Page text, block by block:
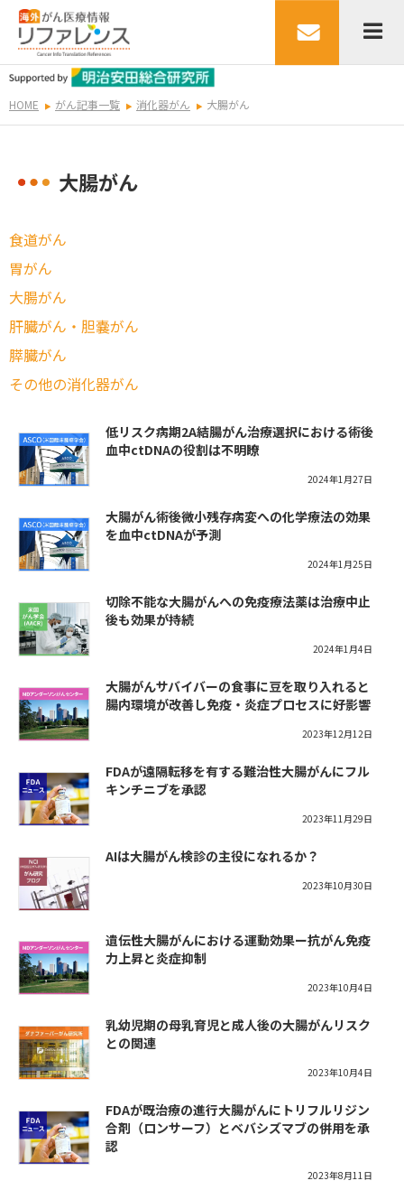
HOME がん記事一覧 消化器がん 大腸がん
大腸がん
食道がん
胃がん
大腸がん
肝臓がん・胆嚢がん
膵臓がん
その他の消化器がん
低リスク病期2A結腸がん治療選択における術後
血中ctDNAの役割は不明瞭
2024年1月27日
大腸がん術後微小残存病変への化学療法の効果
を血中ctDNAが予測
2024年1月25日
切除不能な大腸がんへの免疫療法薬は治療中止
後も効果が持続
2024年1月4日
大腸がんサバイバーの食事に豆を取り入れると
腸内環境が改善し免疫・炎症プロセスに好影響
2023年12月12日
FDAが遠隔転移を有する難治性大腸がんにフル
キンチニブを承認
2023年11月29日
AIは大腸がん検診の主役になれるか？
2023年10月30日
遺伝性大腸がんにおける運動効果ー抗がん免疫
力上昇と炎症抑制
2023年10月4日
乳幼児期の母乳育児と成人後の大腸がんリスク
との関連
2023年10月4日
FDAが既治療の進行大腸がんにトリフルリジン
合剤（ロンサーフ）とベバシズマブの併用を承
認
2023年8月11日